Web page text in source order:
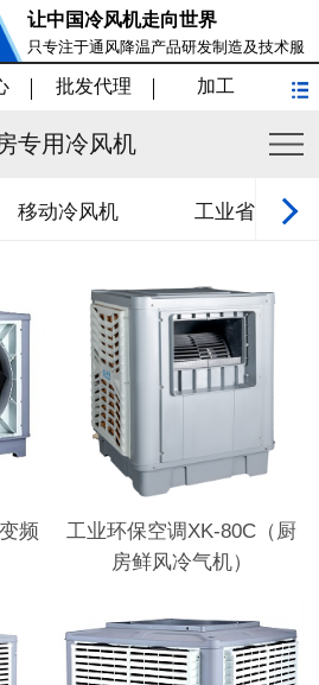
让中国冷风机走向世界
只专注于通风降温产品研发制造及技术服
务
批发代理 加工
专用冷风机
移动冷风机 工业省电空调
频
工业环保空调XK-80C（厨
房鲜风冷气机）